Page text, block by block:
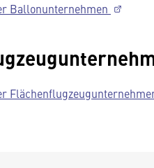
Ballonunternehmen